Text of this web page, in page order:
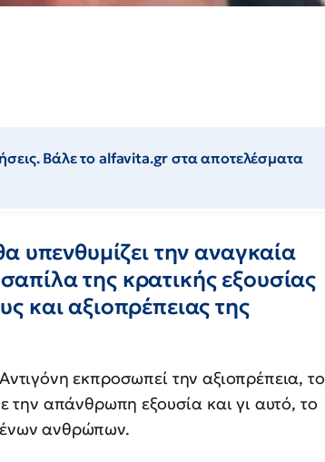
Βάλε το alfavita.gr στα αποτελέσματα
υπενθυμίζει την αναγκαία
της κρατικής εξουσίας
και αξιοπρέπειας της
εκπροσωπεί την αξιοπρέπεια, το
την απάνθρωπη εξουσία και γι αυτό, το
ανθρώπων.